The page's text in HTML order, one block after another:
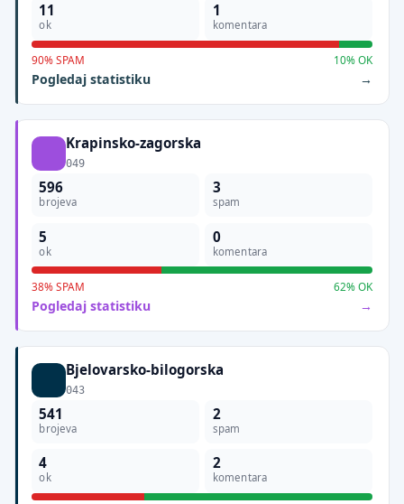
11
ok
1
komentara
90% SPAM 10% OK
Pogledaj statistiku
Krapinsko-zagorska
049
596
brojeva
3
spam
5
ok
0
komentara
38% SPAM 62% OK
Pogledaj statistiku
Bjelovarsko-bilogorska
043
541
brojeva
2
spam
4
ok
2
komentara